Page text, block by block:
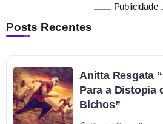
Publicidade
Posts Recentes
Anitta Resgata
Para a Distopia
Bichos”